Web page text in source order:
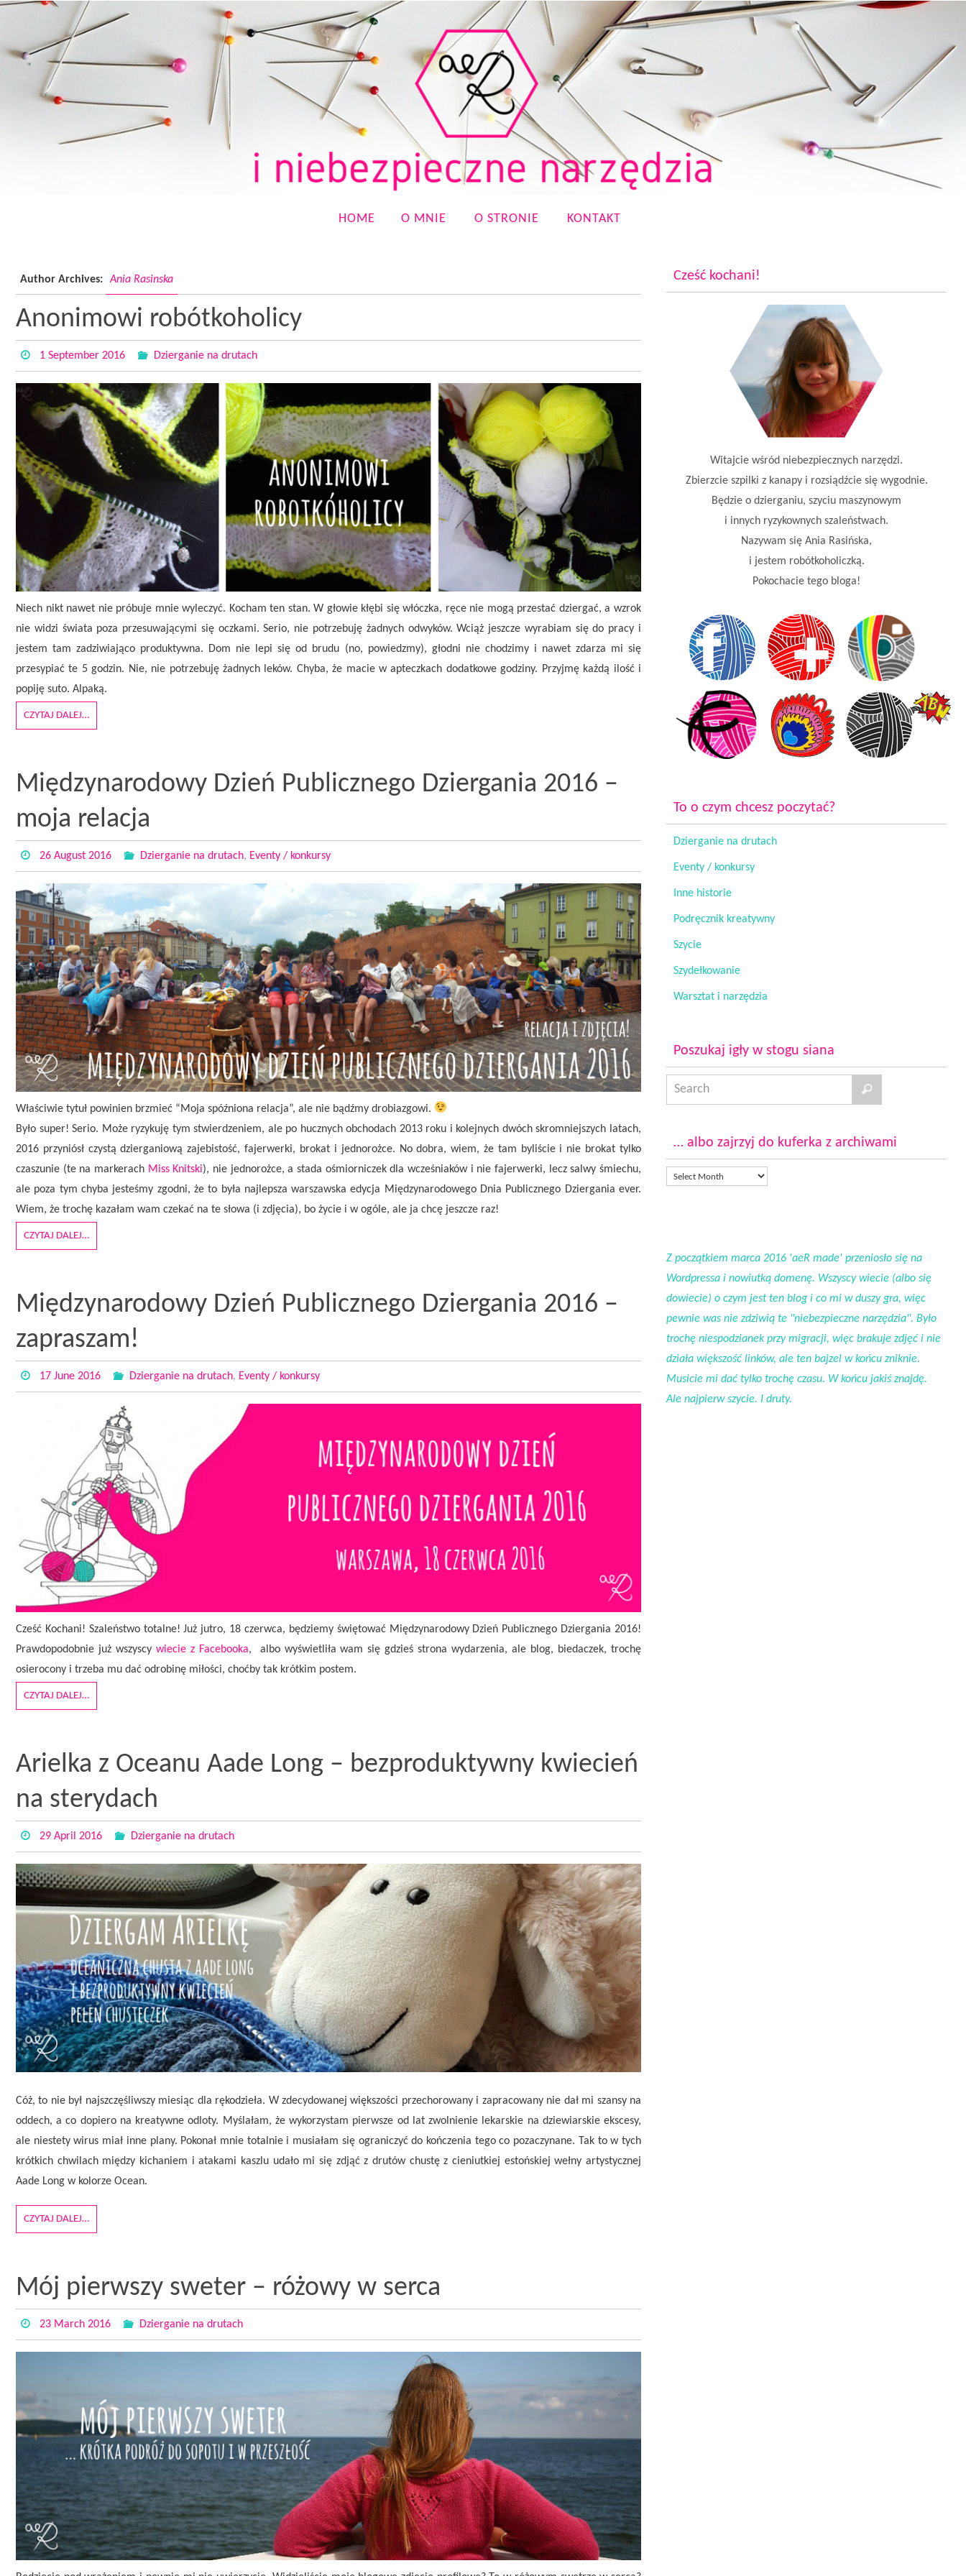
HOME O MNIE O STRONIE KONTAKT
Author Archives: Ania Rasinska
Anonimowi robótkoholicy
1 September 2016 Dzierganie na drutach
Niech nikt nawet nie próbuje mnie wyleczyć. Kocham ten stan. W głowie kłębi się włóczka, ręce nie mogą przestać dziergać, a wzrok
nie widzi świata poza przesuwającymi się oczkami. Serio, nie potrzebuję żadnych odwyków. Wciąż jeszcze wyrabiam się do pracy i
jestem tam zadziwiająco produktywna. Dom nie lepi się od brudu (no, powiedzmy), głodni nie chodzimy i nawet zdarza mi się
przesypiać te 5 godzin. Nie, nie potrzebuję żadnych leków. Chyba, że macie w apteczkach dodatkowe godziny. Przyjmę każdą ilość i
popiję suto. Alpaką.
CZYTAJ DALEJ…
Międzynarodowy Dzień Publicznego Dziergania 2016 –
moja relacja
26 August 2016 Dzierganie na drutach, Eventy / konkursy
Właściwie tytuł powinien brzmieć “Moja spóźniona relacja”, ale nie bądźmy drobiazgowi.
Było super! Serio. Może ryzykuję tym stwierdzeniem, ale po hucznych obchodach 2013 roku i kolejnych dwóch skromniejszych latach,
2016 przyniósł czystą dzierganiową zajebistość, fajerwerki, brokat i jednorożce. No dobra, wiem, że tam byliście i nie brokat tylko
czaszunie (te na markerach Miss Knitski), nie jednorożce, a stada ośmiorniczek dla wcześniaków i nie fajerwerki, lecz salwy śmiechu,
ale poza tym chyba jesteśmy zgodni, że to była najlepsza warszawska edycja Międzynarodowego Dnia Publicznego Dziergania ever.
Wiem, że trochę kazałam wam czekać na te słowa (i zdjęcia), bo życie i w ogóle, ale ja chcę jeszcze raz!
CZYTAJ DALEJ…
Międzynarodowy Dzień Publicznego Dziergania 2016 –
zapraszam!
17 June 2016 Dzierganie na drutach, Eventy / konkursy
Cześć Kochani! Szaleństwo totalne! Już jutro, 18 czerwca, będziemy świętować Międzynarodowy Dzień Publicznego Dziergania 2016!
Prawdopodobnie już wszyscy wiecie z Facebooka, albo wyświetliła wam się gdzieś strona wydarzenia, ale blog, biedaczek, trochę
osierocony i trzeba mu dać odrobinę miłości, choćby tak krótkim postem.
CZYTAJ DALEJ…
Arielka z Oceanu Aade Long – bezproduktywny kwiecień
na sterydach
29 April 2016 Dzierganie na drutach
Cóż, to nie był najszczęśliwszy miesiąc dla rękodzieła. W zdecydowanej większości przechorowany i zapracowany nie dał mi szansy na
oddech, a co dopiero na kreatywne odloty. Myślałam, że wykorzystam pierwsze od lat zwolnienie lekarskie na dziewiarskie ekscesy,
ale niestety wirus miał inne plany. Pokonał mnie totalnie i musiałam się ograniczyć do kończenia tego co pozaczynane. Tak to w tych
krótkich chwilach między kichaniem i atakami kaszlu udało mi się zdjąć z drutów chustę z cieniutkiej estońskiej wełny artystycznej
Aade Long w kolorze Ocean.
CZYTAJ DALEJ…
Mój pierwszy sweter – różowy w serca
23 March 2016 Dzierganie na drutach
Cześć kochani!
Witajcie wśród niebezpiecznych narzędzi.
Zbierzcie szpilki z kanapy i rozsiądźcie się wygodnie.
Będzie o dzierganiu, szyciu maszynowym
i innych ryzykownych szaleństwach.
Nazywam się Ania Rasińska,
i jestem robótkoholiczką.
Pokochacie tego bloga!
To o czym chcesz poczytać?
Dzierganie na drutach
Eventy / konkursy
Inne historie
Podręcznik kreatywny
Szycie
Szydełkowanie
Warsztat i narzędzia
Poszukaj igły w stogu siana
… albo zajrzyj do kuferka z archiwami
Z początkiem marca 2016 'aeR made' przeniosło się na
Wordpressa i nowiutką domenę. Wszyscy wiecie (albo się
dowiecie) o czym jest ten blog i co mi w duszy gra, więc
pewnie was nie zdziwią te "niebezpieczne narzędzia". Było
trochę niespodzianek przy migracji, więc brakuje zdjęć i nie
działa większość linków, ale ten bajzel w końcu zniknie.
Musicie mi dać tylko trochę czasu. W końcu jakiś znajdę.
Ale najpierw szycie. I druty.